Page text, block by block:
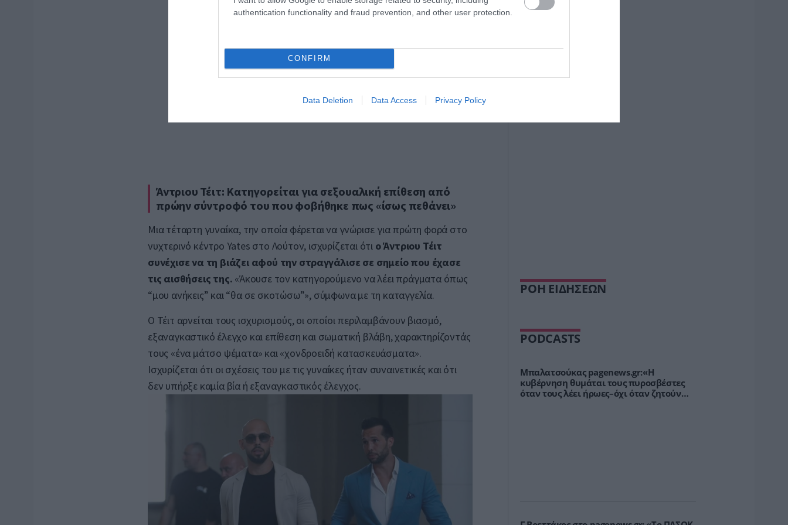
authentication functionality and fraud prevention, and other user protection.
CONFIRM
Data Deletion Data Access Privacy Policy
Άντριου Τέιτ: Κατηγορείται για σεξουαλική επίθεση από
πρώην σύντροφό του που φοβήθηκε πως «ίσως πεθάνει»
Μια τέταρτη γυναίκα, την οποία φέρεται να γνώρισε για πρώτη φορά στο
νυχτερινό κέντρο Yates στο Λούτον, ισχυρίζεται ότι ο Άντριου Τέιτ
συνέχισε να τη βιάζει αφού την στραγγάλισε σε σημείο που έχασε
τις αισθήσεις της. «Άκουσε τον κατηγορούμενο να λέει πράγματα όπως
“μου ανήκεις” και “θα σε σκοτώσω”», σύμφωνα με τη καταγγελία.
Ο Τέιτ αρνείται τους ισχυρισμούς, οι οποίοι περιλαμβάνουν βιασμό,
εξαναγκαστικό έλεγχο και επίθεση και σωματική βλάβη, χαρακτηρίζοντάς
τους «ένα μάτσο ψέματα» και «χονδροειδή κατασκευάσματα».
Ισχυρίζεται ότι οι σχέσεις του με τις γυναίκες ήταν συναινετικές και ότι
δεν υπήρξε καμία βία ή εξαναγκαστικός έλεγχος.
ΡΟΗ ΕΙΔΗΣΕΩΝ
PODCASTS
Μπαλατσούκας pagenews.gr:«Η
κυβέρνηση θυμάται τους πυροσβέστες
όταν τους λέει ήρωες–όχι όταν ζητούν